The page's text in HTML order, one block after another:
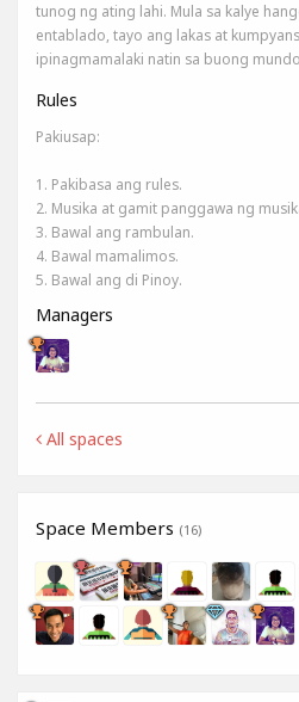
tunog ng ating lahi. Mula sa kalye
entablado, tayo ang lakas at
ipinagmamalaki natin sa buong
Rules
Pakiusap:
1. Pakibasa ang rules.
2. Musika at gamit panggawa ng
3. Bawal ang rambulan.
4. Bawal mamalimos.
5. Bawal ang di Pinoy.
Managers
All spaces
Space Members (16)